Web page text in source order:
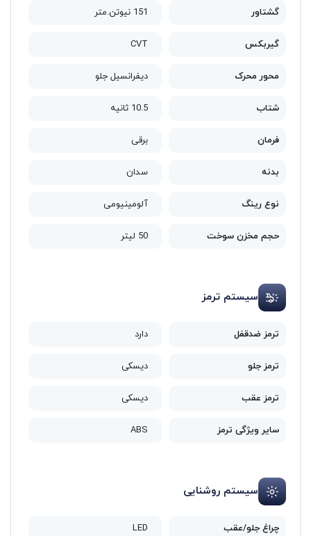
گشتاور 151 نیوتن.متر
گیربکس CVT
محور محرک دیفرانسیل جلو
شتاب 10.5 ثانیه
فرمان برقی
بدنه سدان
نوع رینگ آلومینیومی
حجم مخزن سوخت 50 لیتر
سیستم ترمز
ترمز ضدقفل دارد
ترمز جلو دیسکی
ترمز عقب دیسکی
سایر ویژگی‌ ترمز ABS
سیستم روشنایی
چراغ جلو/عقب LED